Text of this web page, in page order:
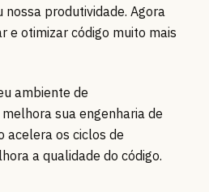
nossa produtividade. Agora
e otimizar código muito mais
ambiente de
sua engenharia de
acelera os ciclos de
a qualidade do código.